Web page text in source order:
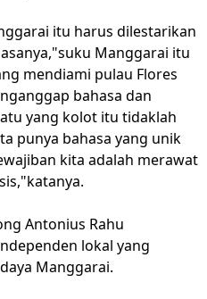
itu harus dilestarikan
Manggarai itu
mendiami pulau Flores
bahasa dan
yang kolot itu tidaklah
punya bahasa yang unik
kita adalah merawat
Antonius Rahu
lokal yang
Manggarai.